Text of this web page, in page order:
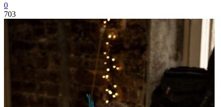
0
703